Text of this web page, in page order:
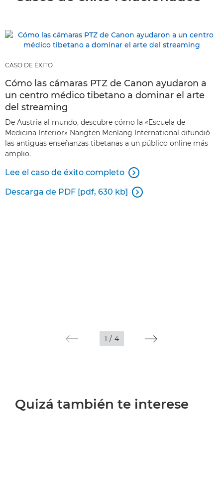
CASO DE ÉXITO
Cómo las cámaras PTZ de Canon ayudaron a
un centro médico tibetano a dominar el arte
del streaming
De Austria al mundo, descubre cómo la «Escuela de
Medicina Interior» Nangten Menlang International difundió
las antiguas enseñanzas tibetanas a un público online más
amplio.
Lee el caso de éxito completo 
Descarga de PDF [pdf, 630 kb] 
1 / 4
Quizá también te interese